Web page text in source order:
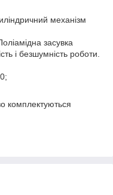
механізм
засувка
і безшумність роботи.
комплектуються